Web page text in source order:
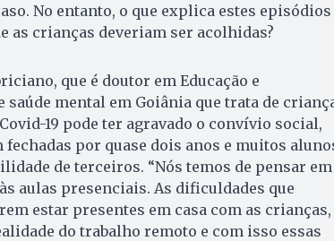
No entanto, o que explica estes episódios
as crianças deveriam ser acolhidas?
que é doutor em Educação e
mental em Goiânia que trata de
19 pode ter agravado o convívio social,
fechadas por quase dois anos e muitos
de terceiros. “Nós temos de pensar em
aulas presenciais. As dificuldades que
estar presentes em casa com as crianças,
do trabalho remoto e com isso essas